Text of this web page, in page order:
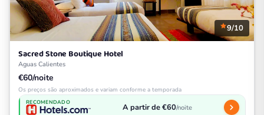
9/10
Sacred Stone Boutique Hotel
Aguas Calientes
€60/noite
Os preços são aproximados e variam conforme a temporada
RECOMENDADO A partir de €60/noite